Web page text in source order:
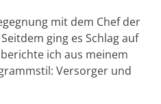
mit dem Chef der
ging es Schlag auf
ich aus meinem
Versorger und